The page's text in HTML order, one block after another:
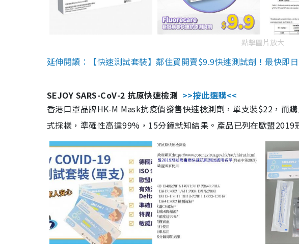
點擊圖片放大
延伸閱讀：【快速測試套裝】鄰住買開賣$9.9快速測試劑！最快即
SEJOY SARS-CoV-2 抗原快速檢測 >>按此選購<<
香港口罩品牌HK-M Mask抗疫價發售快速檢測劑，單支裝$22，而
式採樣，準確性高達99%，15分鐘就知結果。產品已列在歐盟2019